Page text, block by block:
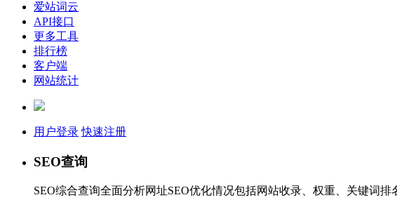
爱站词云
API接口
更多工具
排行榜
客户端
网站统计
用户登录 快速注册
SEO查询
SEO综合查询全面分析网址SEO优化情况包括网站收录、权重、关键词排